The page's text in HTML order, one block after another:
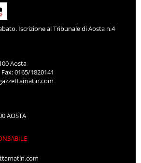
Iscrizione al Tribunale di Aosta n.4
Aosta
0165/1820141
AOSTA